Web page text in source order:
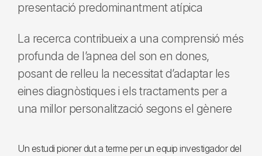
presentació predominantment atípica
La recerca contribueix a una comprensió més
profunda de l’apnea del son en dones,
posant de relleu la necessitat d’adaptar les
eines diagnòstiques i els tractaments per a
una millor personalització segons el gènere
Un estudi pioner dut a terme per un equip investigador del